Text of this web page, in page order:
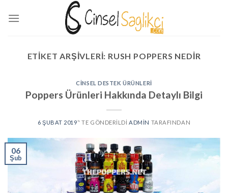
ETIKET ARŞIVLERI: RUSH POPPERS NEDIR
CINSEL DESTEK ÜRÜNLERI
Poppers Ürünleri Hakkında Detaylı Bilgi
6 ŞUBAT 2019’' TE GÖNDERILDI ADMIN TARAFINDAN
06
Şub